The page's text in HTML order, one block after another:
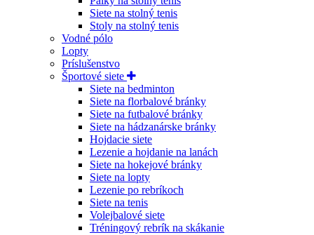
Siete na stolný tenis
Stoly na stolný tenis
Vodné pólo
Lopty
Príslušenstvo
Športové siete
Siete na bedminton
Siete na florbalové bránky
Siete na futbalové bránky
Siete na hádzanárske bránky
Hojdacie siete
Lezenie a hojdanie na lanách
Siete na hokejové bránky
Siete na lopty
Lezenie po rebríkoch
Siete na tenis
Volejbalové siete
Tréningový rebrík na skákanie